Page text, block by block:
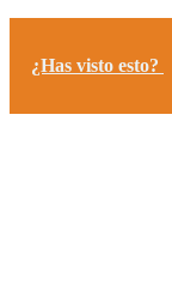
¿Has visto esto?